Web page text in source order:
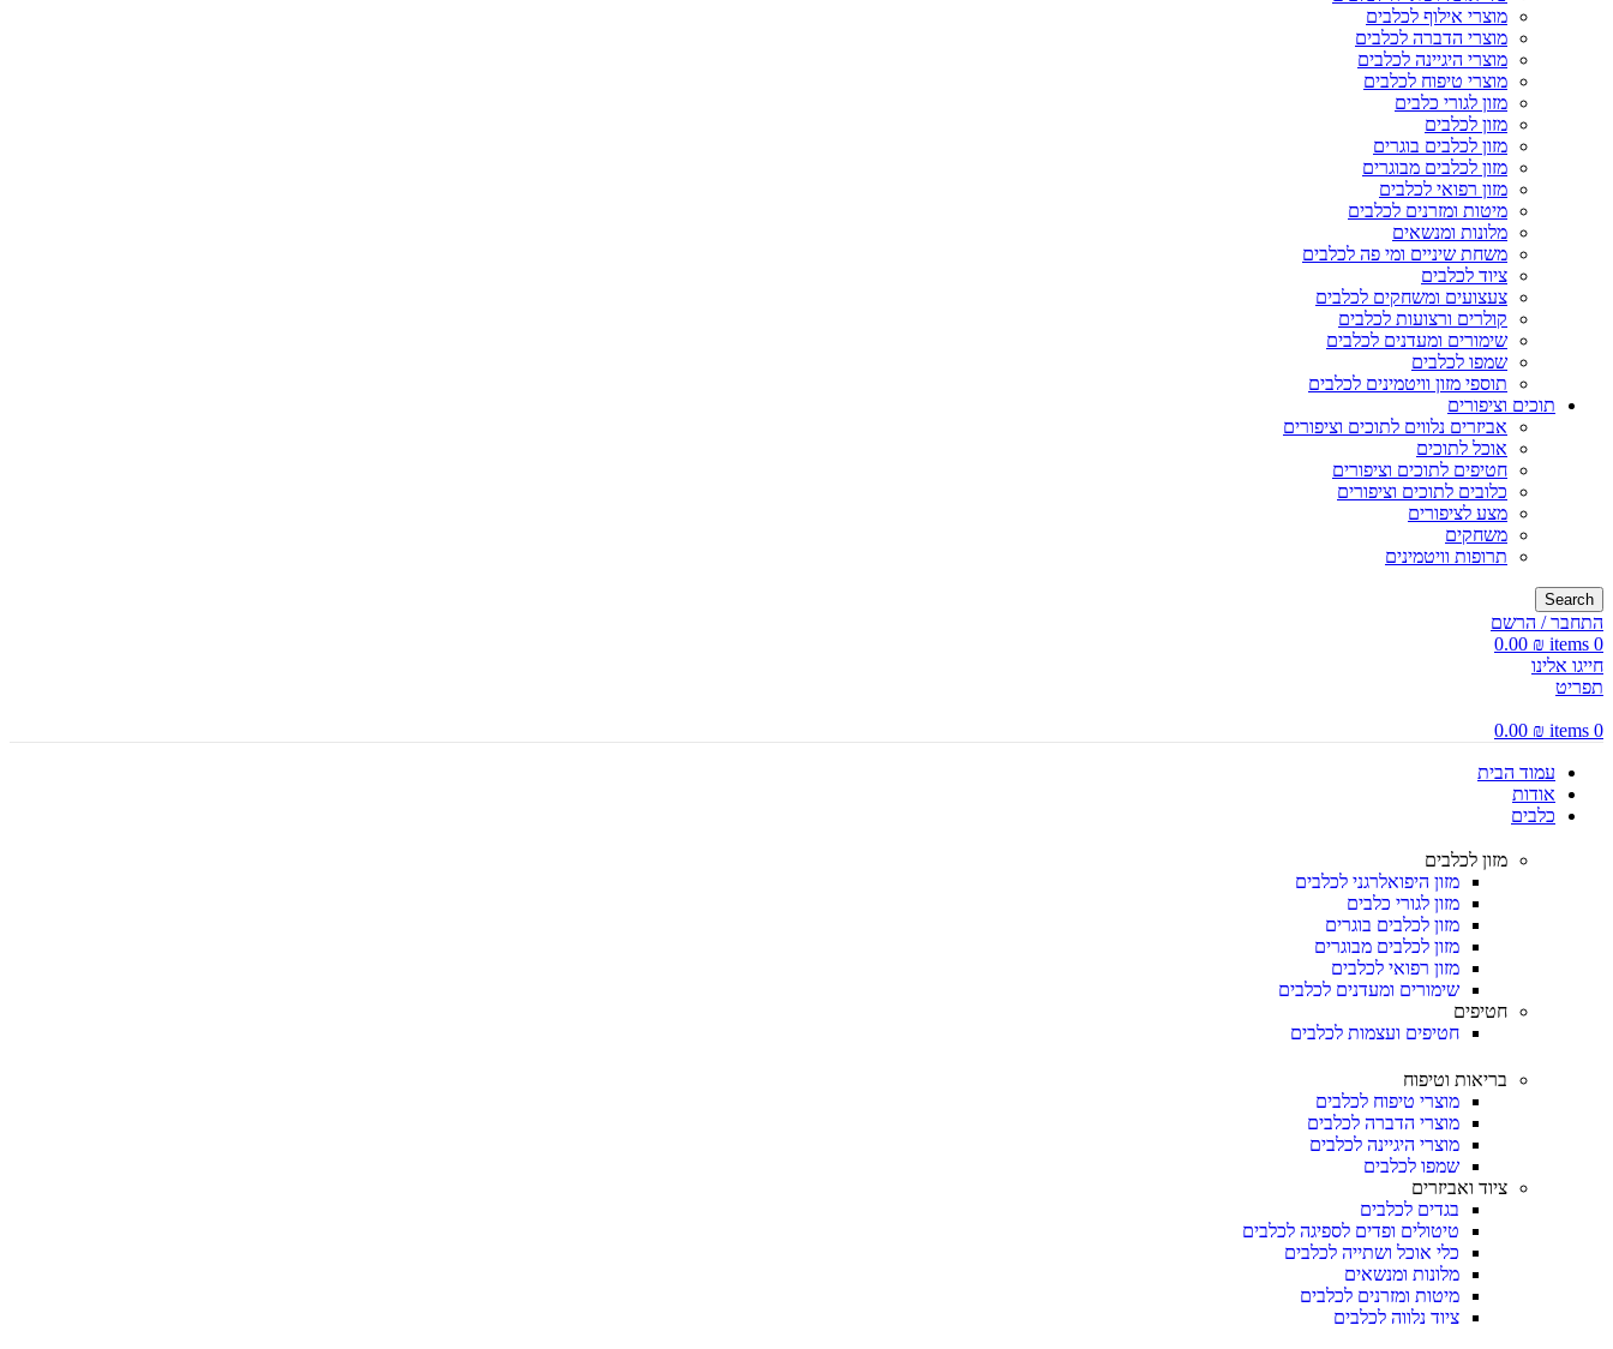
מוצרי אילוף לכלבים
מוצרי הדברה לכלבים
מוצרי היגיינה לכלבים
מוצרי טיפוח לכלבים
מזון לגורי כלבים
מזון לכלבים
מזון לכלבים בוגרים
מזון לכלבים מבוגרים
מזון רפואי לכלבים
מיטות ומזרנים לכלבים
מלונות ומנשאים
משחת שיניים ומי פה לכלבים
ציוד לכלבים
צעצועים ומשחקים לכלבים
קולרים ורצועות לכלבים
שימורים ומעדנים לכלבים
שמפו לכלבים
תוספי מזון וויטמינים לכלבים
תוכים וציפורים
אביזרים נלווים לתוכים וציפורים
אוכל לתוכים
חטיפים לתוכים וציפורים
כלובים לתוכים וציפורים
מצע לציפורים
משחקים
תרופות וויטמינים
Search
התחבר / הרשם
0
items
0.00 ₪
חייגו אלינו
תפריט
0
items
0.00 ₪
עמוד הבית
אודות
כלבים
מזון לכלבים
מזון היפואלרגני לכלבים
מזון לגורי כלבים
מזון לכלבים בוגרים
מזון לכלבים מבוגרים
מזון רפואי לכלבים
שימורים ומעדנים לכלבים
חטיפים
חטיפים ועצמות לכלבים
בריאות וטיפוח
מוצרי טיפוח לכלבים
מוצרי הדברה לכלבים
מוצרי היגיינה לכלבים
שמפו לכלבים
ציוד ואביזרים
בגדים לכלבים
טיטולים ופדים לספיגה לכלבים
כלי אוכל ושתייה לכלבים
מלונות ומנשאים
מיטות ומזרנים לכלבים
ציוד נלווה לכלבים